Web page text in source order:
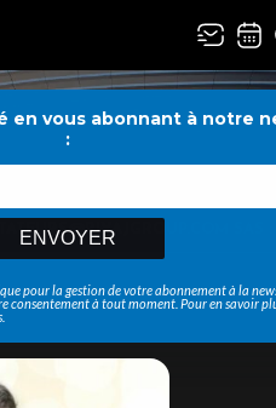
en vous abonnant à notre
:
ENVOYER
pour la gestion de votre abonnement à la
consentement à tout moment. Pour en savoir
SAS :